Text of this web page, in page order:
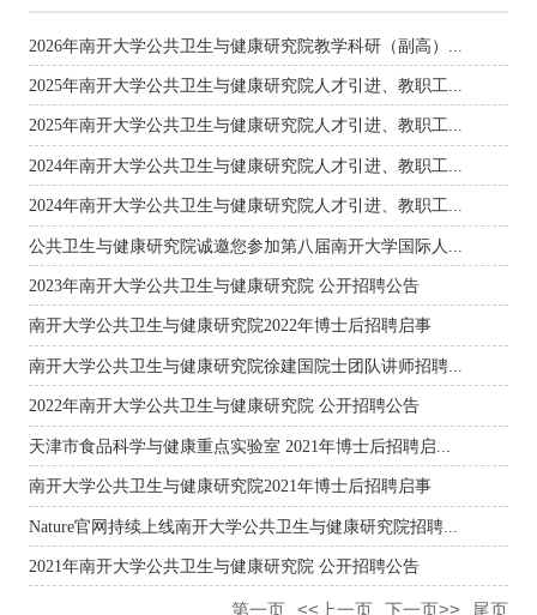
2026年南开大学公共卫生与健康研究院教学科研（副高）...
2025年南开大学公共卫生与健康研究院人才引进、教职工...
2025年南开大学公共卫生与健康研究院人才引进、教职工...
2024年南开大学公共卫生与健康研究院人才引进、教职工...
2024年南开大学公共卫生与健康研究院人才引进、教职工...
公共卫生与健康研究院诚邀您参加第八届南开大学国际人...
2023年南开大学公共卫生与健康研究院 公开招聘公告
南开大学公共卫生与健康研究院2022年博士后招聘启事
南开大学公共卫生与健康研究院徐建国院士团队讲师招聘...
2022年南开大学公共卫生与健康研究院 公开招聘公告
天津市食品科学与健康重点实验室 2021年博士后招聘启...
南开大学公共卫生与健康研究院2021年博士后招聘启事
Nature官网持续上线南开大学公共卫生与健康研究院招聘...
2021年南开大学公共卫生与健康研究院 公开招聘公告
第一页 <<上一页 下一页>> 尾页